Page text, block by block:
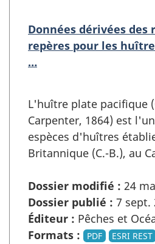
Données dérivées des
repères pour les
…
L'huître plate pacifique
Carpenter, 1864) est
espèces d'huîtres
Britannique (C.-B.), au
Dossier modifié : 24
Dossier publié : 7 sept.
Éditeur : Pêches et
Formats :
PDF ESRI REST